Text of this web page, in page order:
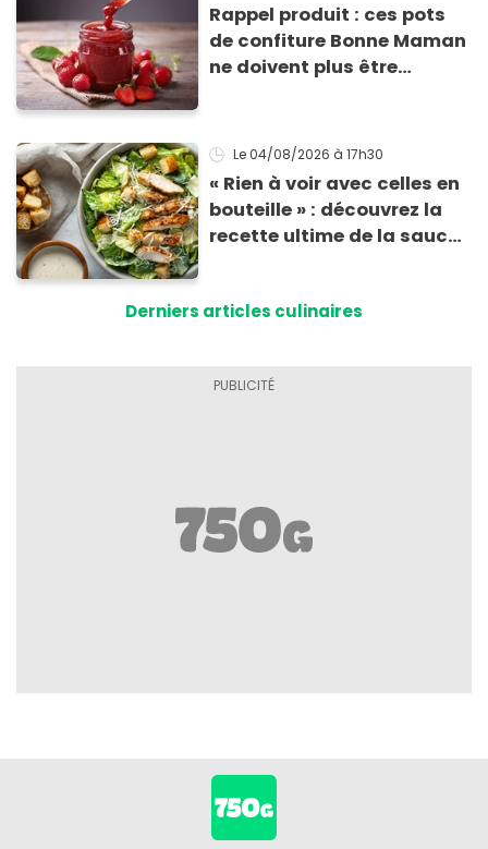
Rappel produit : ces pots
de confiture Bonne Maman
ne doivent plus être
morceaux de verre
Le 04/08/2026 à 17h30
« Rien à voir avec celles en
bouteille » : découvrez la
recette ultime de la sauce
Derniers articles culinaires